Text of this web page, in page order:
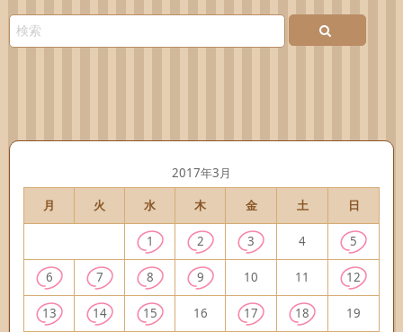
2017年3月
月
火 水 木 金 土 日
1 2 3 4 5
6 7 8 9 10 11 12
13 14 15 16 17 18 19